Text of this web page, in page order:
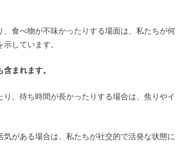
食べ物が不味かったりする場面は、私たちが何
しています。
まれます。
、待ち時間が長かったりする場合は、焦りやイ
がある場合は、私たちが社交的で活発な状態に